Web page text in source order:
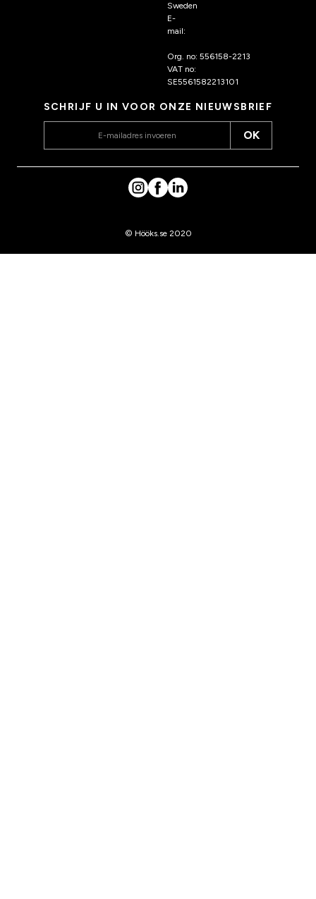
Sweden
E-
mail:
Org. no: 556158-2213
VAT no:
SE5561582213101
SCHRIJF U IN VOOR ONZE NIEUWSBRIEF
OK
© Hööks.se 2020